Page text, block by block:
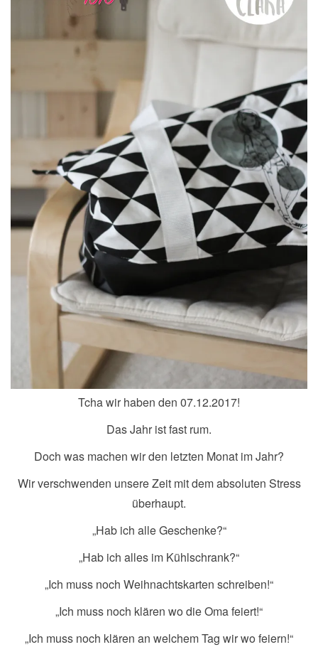
Tcha wir haben den 07.12.2017!
Das Jahr ist fast rum.
Doch was machen wir den letzten Monat im Jahr?
Wir verschwenden unsere Zeit mit dem absoluten Stress
überhaupt.
„Hab ich alle Geschenke?“
„Hab ich alles im Kühlschrank?“
„Ich muss noch Weihnachtskarten schreiben!“
„Ich muss noch klären wo die Oma feiert!“
„Ich muss noch klären an welchem Tag wir wo feiern!“